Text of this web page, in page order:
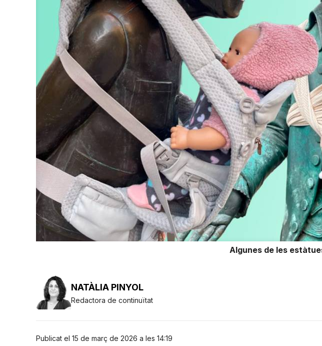
Algunes de les
NATÀLIA PINYOL
Redactora de continuïtat
Publicat el 15 de març de 2026 a les 14:19